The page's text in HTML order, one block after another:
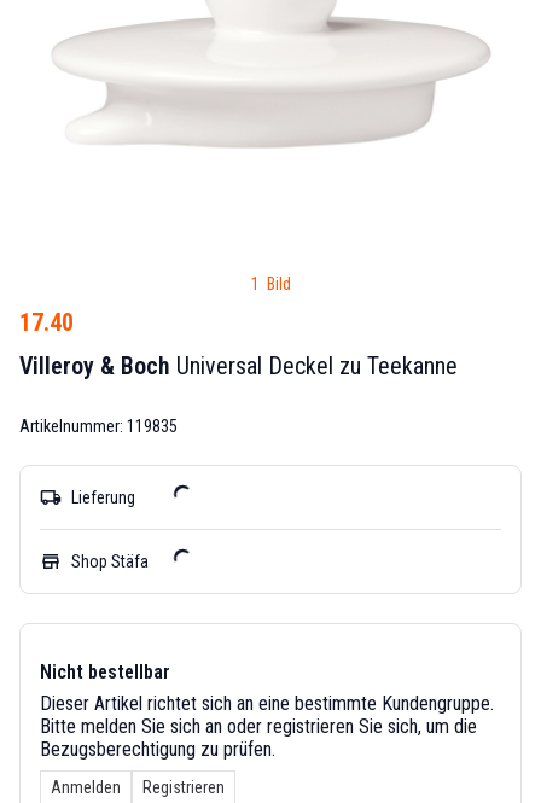
1 Bild
17.40
Villeroy & Boch Universal Deckel zu Teekanne
Artikelnummer: 119835
local_shipping Lieferung
store Shop Stäfa
Nicht bestellbar
Dieser Artikel richtet sich an eine bestimmte Kundengruppe.
Bitte melden Sie sich an oder registrieren Sie sich, um die
Bezugsberechtigung zu prüfen.
Anmelden Registrieren